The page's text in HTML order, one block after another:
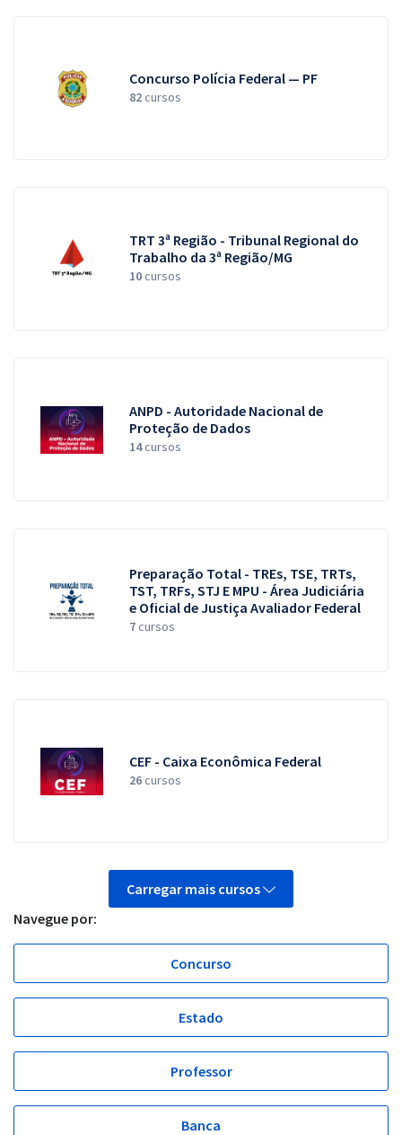
Concurso Polícia Federal — PF
82cursos
TRT 3ª Região - Tribunal Regional do
Trabalho da 3ª Região/MG
10cursos
ANPD - Autoridade Nacional de
Proteção de Dados
14cursos
Preparação Total - TREs, TSE, TRTs,
TST, TRFs, STJ E MPU - Área Judiciária
e Oficial de Justiça Avaliador Federal
7cursos
CEF - Caixa Econômica Federal
26cursos
Carregar mais cursos
Navegue por:
Concurso
Estado
Professor
Banca